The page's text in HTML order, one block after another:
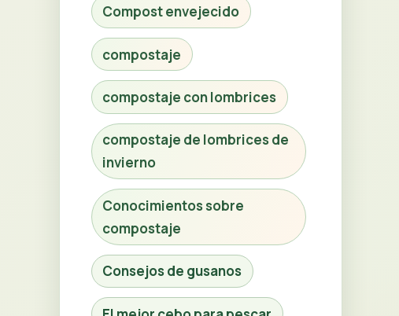
Compost envejecido
compostaje
compostaje con lombrices
compostaje de lombrices de
invierno
Conocimientos sobre
compostaje
Consejos de gusanos